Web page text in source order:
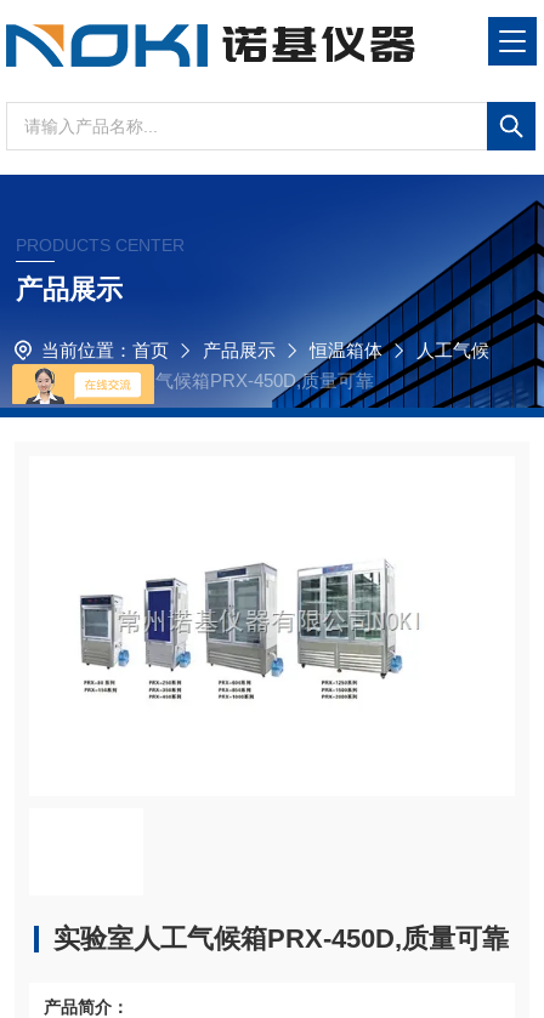
PRODUCTS CENTER
产品展示
当前位置： 首页 产品展示 恒温箱体
人工气候
实验室人工气候箱PRX-450D,质量可靠
实验室人工气候箱PRX-450D,质量可靠
产品简介：